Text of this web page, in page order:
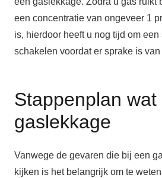
een concentratie van ongeveer 1
is, hierdoor heeft u nog tijd om
schakelen voordat er sprake is
Stappenplan
gaslekkage
Vanwege de gevaren die bij een
kijken is het belangrijk om te